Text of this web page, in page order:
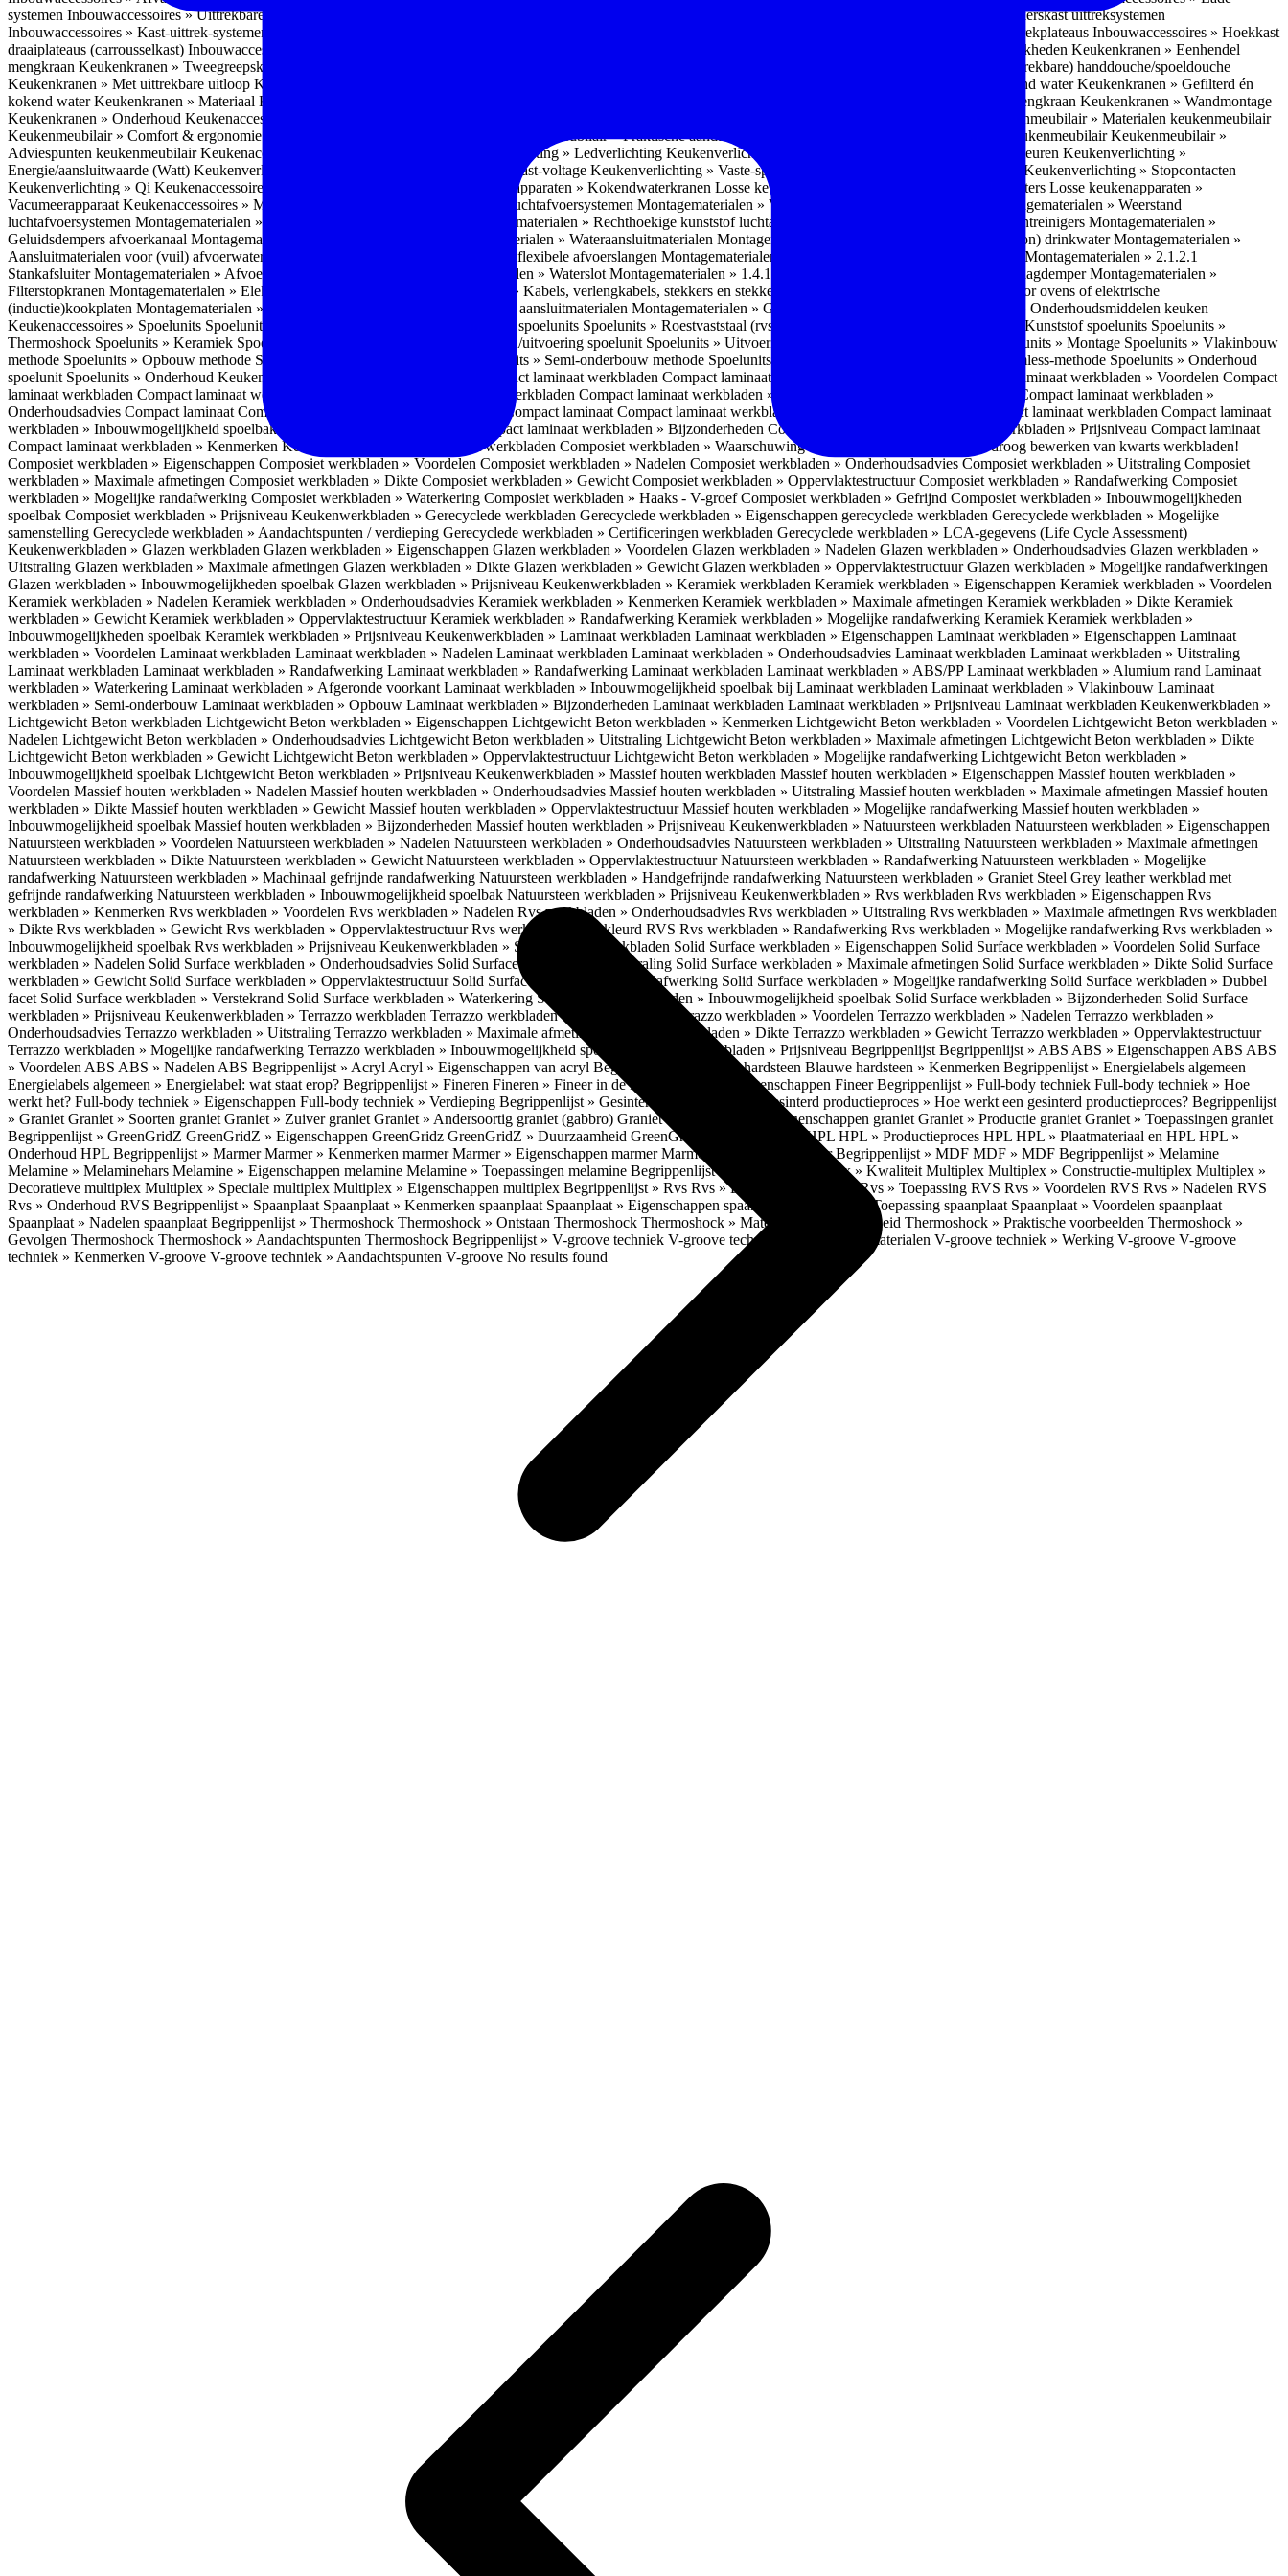
systemen Inbouwaccessoires » Uittrekbare ladesystemen
Inbouwaccessoires » Apothekerskast uittreksystemen
Inbouwaccessoires » Kast-uittrek-systemen
Inbouwaccessoires » Hoekkast uittrekplateaus Inbouwaccessoires » Hoekkast
draaiplateaus (carrousselkast) Inbouwaccessoires » Onderhoud Keukenkranen » Bedieningsmogelijkheden Keukenkranen » Eenhendel
mengkraan Keukenkranen » Tweegreepskraan
Keukenkranen » Met (uitrekbare) handdouche/spoeldouche
Keukenkranen » Met uittrekbare uitloop Keukenkranen » Gefilterd water Keukenkranen » Kokend waterKeukenkranen » Gefilterd én
kokend waterKeukenkranen » Materiaal Keukenkranen » Pvd Techniek (pvd) Keukenkranen » Bladmengkraan Keukenkranen » Wandmontage
Keukenkranen » Onderhoud Keukenaccessoires » Keukenmeubilair
Keukenmeubilair » Materialen keukenmeubilair
Keukenmeubilair » Comfort & ergonomie
Keukenmeubilair » Praktische aandachtspunten Keukenmeubilair » Duurzaamheid keukenmeubilairKeukenmeubilair »
Adviespunten keukenmeubilairKeukenaccessoires » Keukenverlichting Keukenverlichting » Ledverlichting Keukenverlichting » Installatie Keukenverlichting » Lichtkleuren Keukenverlichting »
Energie/aansluitwaarde (Watt) Keukenverlichting » Leddriver Keukenverlichting » Vast-voltage Keukenverlichting » Vaste-spanning
Keukenverlichting » Stopcontacten
Keukenverlichting » Qi Keukenaccessoires » Losse keukenapparaten Losse keukenapparaten » Kokendwaterkranen Losse keukenapparaten » Plintverwarming/plintheaters Losse keukenapparaten »
Vacumeerapparaat Keukenaccessoires » Montagematerialen Montagematerialen » Luchtafvoersystemen Montagematerialen » Verschillende Luchtafvoersystemen
Montagematerialen » Weerstand
luchtafvoersystemen Montagematerialen » Flexibele (ronde) afvoerslangen Montagematerialen » Rechthoekige kunststof luchtafvoersystemen Montagematerialen » Luchtreinigers Montagematerialen »
Geluidsdempers afvoerkanaal Montagematerialen » Aansluitmaterialen Montagematerialen » Wateraansluitmaterialen Montagematerialen » Aansluitmateriaal voor (schoon) drinkwaterMontagematerialen »
Aansluitmaterialen voor (vuil) afvoerwater sifons
Montagematerialen » 1.2.1 Ronde flexibele afvoerslangen Montagematerialen » Dempingsysteem van lades en deuren Montagematerialen » 2.1.2.1
StankafsluiterMontagematerialen » Afvoerpluggen t.b.v. spoelunits Montagematerialen » Waterslot Montagematerialen » 1.4.1 Plasmafilter Montagematerialen » WaterslagdemperMontagematerialen »
Filterstopkranen Montagematerialen » Elektra aansluitmateriaal Montagematerialen » Kabels, verlengkabels, stekkers en stekkerblokken
Montagematerialen » Kabels voor ovens of elektrische
(inductie)kookplaten Montagematerialen » Combiregelaar Montagematerialen » Gas aansluitmaterialen Montagematerialen » Gasaansluitmaterialen
Montagematerialen » Onderhoudsmiddelen keuken
Keukenaccessoires » Spoelunits Spoelunits » Types/soorten Spoelunits » Materialen spoelunits Spoelunits » Roestvaststaal (rvs) Spoelunits » Kunststof spoelunits Spoelunits »
Thermoshock Spoelunits » Keramiek Spoelunits » Tegelbakken Spoelunits » Design/uitvoering spoelunit Spoelunits » Uitvoering Spoelunits » Montage Spoelunits » Vlakinbouw
methode Spoelunits » Opbouw methode Spoelunits » Onderbouw methode Spoelunits » Semi-onderbouw methode Spoelunits » Tussenbouw methode Spoelunits » Rimless-methode Spoelunits » Onderhoud
spoelunit Spoelunits » Onderhoud Keukenwerkbladen Keukenwerkbladen » Compact laminaat werkbladen Compact laminaat werkbladen » Eigenschappen
Compact laminaat werkbladen » Voordelen Compact
laminaat werkbladen Compact laminaat werkbladen » Nadelen Compact laminaat werkbladen Compact laminaat werkbladen » Nanotech massief laminaat werkbladen
Compact laminaat werkbladen »
Onderhoudsadvies Compact laminaat Compact laminaat werkbladen » Uitstraling Compact laminaat Compact laminaat werkbladen » Mogelijke randafwerking Compact laminaat werkbladen Compact laminaat
werkbladen » Inbouwmogelijkheid spoelbak Compact laminaat werkbladen
Compact laminaat werkbladen » Bijzonderheden Compact laminaat
Compact laminaat werkbladen » Prijsniveau Compact laminaat
Compact laminaat werkbladen » Kenmerken Keukenwerkbladen » Composiet werkbladen Composiet werkbladen » Waarschuwing Monteurs: bescherm je bij het droog bewerken van kwarts werkbladen!
Composiet werkbladen » Eigenschappen Composiet werkbladen » Voordelen Composiet werkbladen » Nadelen Composiet werkbladen » OnderhoudsadviesComposiet werkbladen » Uitstraling Composiet
werkbladen » Maximale afmetingen Composiet werkbladen » Dikte Composiet werkbladen » Gewicht Composiet werkbladen » OppervlaktestructuurComposiet werkbladen » Randafwerking Composiet
werkbladen » Mogelijke randafwerking Composiet werkbladen » Waterkering Composiet werkbladen » Haaks - V-groefComposiet werkbladen » Gefrijnd Composiet werkbladen » Inbouwmogelijkheden
spoelbak Composiet werkbladen » Prijsniveau Keukenwerkbladen » Gerecyclede werkbladen Gerecyclede werkbladen » Eigenschappen gerecyclede werkbladen Gerecyclede werkbladen » Mogelijke
samenstelling Gerecyclede werkbladen » Aandachtspunten / verdieping Gerecyclede werkbladen » Certificeringen werkbladen Gerecyclede werkbladen » LCA-gegevens (Life Cycle Assessment)
Keukenwerkbladen » Glazen werkbladen Glazen werkbladen » Eigenschappen Glazen werkbladen » Voordelen Glazen werkbladen » Nadelen Glazen werkbladen » Onderhoudsadvies Glazen werkbladen »
Uitstraling Glazen werkbladen » Maximale afmetingen Glazen werkbladen » Dikte Glazen werkbladen » Gewicht Glazen werkbladen » OppervlaktestructuurGlazen werkbladen » Mogelijke randafwerkingen
Glazen werkbladen » Inbouwmogelijkheden spoelbak Glazen werkbladen » Prijsniveau Keukenwerkbladen » Keramiek werkbladen Keramiek werkbladen » Eigenschappen Keramiek werkbladen » Voordelen
Keramiek werkbladen » Nadelen Keramiek werkbladen » Onderhoudsadvies Keramiek werkbladen » Kenmerken Keramiek werkbladen » Maximale afmetingen Keramiek werkbladen » Dikte Keramiek
werkbladen » Gewicht Keramiek werkbladen » OppervlaktestructuurKeramiek werkbladen » Randafwerking Keramiek werkbladen » Mogelijke randafwerking Keramiek Keramiek werkbladen »
Inbouwmogelijkheden spoelbak Keramiek werkbladen » Prijsniveau Keukenwerkbladen » Laminaat werkbladen Laminaat werkbladen » Eigenschappen Laminaat werkbladen » Eigenschappen Laminaat
werkbladen » Voordelen Laminaat werkbladen Laminaat werkbladen » Nadelen Laminaat werkbladen Laminaat werkbladen » Onderhoudsadvies Laminaat werkbladen Laminaat werkbladen » Uitstraling
Laminaat werkbladen Laminaat werkbladen » Randafwerking Laminaat werkbladen » Randafwerking Laminaat werkbladen Laminaat werkbladen » ABS/PPLaminaat werkbladen » Alumium rand Laminaat
werkbladen » Waterkering Laminaat werkbladen » Afgeronde voorkant Laminaat werkbladen » Inbouwmogelijkheid spoelbak bij Laminaat werkbladen Laminaat werkbladen » Vlakinbouw Laminaat
werkbladen » Semi-onderbouw Laminaat werkbladen » Opbouw Laminaat werkbladen » Bijzonderheden Laminaat werkbladen Laminaat werkbladen » Prijsniveau Laminaat werkbladen Keukenwerkbladen »
Lichtgewicht Beton werkbladen Lichtgewicht Beton werkbladen » Eigenschappen Lichtgewicht Beton werkbladen » Kenmerken Lichtgewicht Beton werkbladen » Voordelen Lichtgewicht Beton werkbladen »
Nadelen Lichtgewicht Beton werkbladen » Onderhoudsadvies Lichtgewicht Beton werkbladen » Uitstraling Lichtgewicht Beton werkbladen » Maximale afmetingen Lichtgewicht Beton werkbladen » Dikte
Lichtgewicht Beton werkbladen » Gewicht Lichtgewicht Beton werkbladen » OppervlaktestructuurLichtgewicht Beton werkbladen » Mogelijke randafwerking Lichtgewicht Beton werkbladen »
Inbouwmogelijkheid spoelbak Lichtgewicht Beton werkbladen » Prijsniveau Keukenwerkbladen » Massief houten werkbladen Massief houten werkbladen » Eigenschappen Massief houten werkbladen »
Voordelen Massief houten werkbladen » Nadelen Massief houten werkbladen » Onderhoudsadvies Massief houten werkbladen » Uitstraling Massief houten werkbladen » Maximale afmetingen Massief houten
werkbladen » Dikte Massief houten werkbladen » Gewicht Massief houten werkbladen » OppervlaktestructuurMassief houten werkbladen » Mogelijke randafwerking Massief houten werkbladen »
Inbouwmogelijkheid spoelbak Massief houten werkbladen » Bijzonderheden Massief houten werkbladen » Prijsniveau Keukenwerkbladen » Natuursteen werkbladen Natuursteen werkbladen » Eigenschappen
Natuursteen werkbladen » Voordelen Natuursteen werkbladen » Nadelen Natuursteen werkbladen » Onderhoudsadvies Natuursteen werkbladen » Uitstraling Natuursteen werkbladen » Maximale afmetingen
Natuursteen werkbladen » Dikte Natuursteen werkbladen » Gewicht Natuursteen werkbladen » OppervlaktestructuurNatuursteen werkbladen » Randafwerking Natuursteen werkbladen » Mogelijke
randafwerking Natuursteen werkbladen » Machinaal gefrijnde randafwerking Natuursteen werkbladen » Handgefrijnde randafwerking Natuursteen werkbladen » Graniet Steel Grey leather werkblad met
gefrijnde randafwerking Natuursteen werkbladen » Inbouwmogelijkheid spoelbak Natuursteen werkbladen » Prijsniveau Keukenwerkbladen » Rvs werkbladen Rvs werkbladen » Eigenschappen Rvs
werkbladen » Kenmerken Rvs werkbladen » Voordelen Rvs werkbladen » Nadelen Rvs werkbladen » Onderhoudsadvies Rvs werkbladen » Uitstraling Rvs werkbladen » Maximale afmetingen Rvs werkbladen
» Dikte Rvs werkbladen » Gewicht Rvs werkbladen » OppervlaktestructuurRvs werkbladen » Gekleurd RVS Rvs werkbladen » Randafwerking Rvs werkbladen » Mogelijke randafwerking Rvs werkbladen »
Inbouwmogelijkheid spoelbak Rvs werkbladen » Prijsniveau Keukenwerkbladen » Solid Surface werkbladen Solid Surface werkbladen » Eigenschappen Solid Surface werkbladen » Voordelen Solid Surface
werkbladen » Nadelen Solid Surface werkbladen » Onderhoudsadvies Solid Surface werkbladen » Uitstraling Solid Surface werkbladen » Maximale afmetingen Solid Surface werkbladen » Dikte Solid Surface
werkbladen » Gewicht Solid Surface werkbladen » Oppervlaktestructuur Solid Surface werkbladen » Randafwerking Solid Surface werkbladen » Mogelijke randafwerking Solid Surface werkbladen » Dubbel
facet Solid Surface werkbladen » Verstekrand Solid Surface werkbladen » WaterkeringSolid Surface werkbladen » Inbouwmogelijkheid spoelbak Solid Surface werkbladen » Bijzonderheden Solid Surface
werkbladen » Prijsniveau Keukenwerkbladen » Terrazzo werkbladen Terrazzo werkbladen » Eigenschappen Terrazzo werkbladen » Voordelen Terrazzo werkbladen » Nadelen Terrazzo werkbladen »
Onderhoudsadvies Terrazzo werkbladen » Uitstraling Terrazzo werkbladen » Maximale afmetingen Terrazzo werkbladen » Dikte Terrazzo werkbladen » Gewicht Terrazzo werkbladen » Oppervlaktestructuur
Terrazzo werkbladen » Mogelijke randafwerking Terrazzo werkbladen » Inbouwmogelijkheid spoelbak Terrazzo werkbladen » Prijsniveau Begrippenlijst Begrippenlijst » ABS ABS » Eigenschappen ABS ABS
» Voordelen ABS ABS » Nadelen ABS Begrippenlijst » Acryl Acryl » Eigenschappen van acryl Begrippenlijst » Blauwe hardsteen Blauwe hardsteen » Kenmerken Begrippenlijst » Energielabels algemeen
Energielabels algemeen » Energielabel: wat staat erop? Begrippenlijst » Fineren Fineren » Fineer in de keuken Fineren » Eigenschappen FineerBegrippenlijst » Full-body techniek Full-body techniek » Hoe
werkt het? Full-body techniek » Eigenschappen Full-body techniek » Verdieping Begrippenlijst » Gesinterd productieproces Gesinterd productieproces » Hoe werkt een gesinterd productieproces? Begrippenlijst
» Graniet Graniet » Soorten graniet Graniet » Zuiver graniet Graniet » Andersoortig graniet (gabbro) Graniet » Gneis Graniet » Eigenschappen graniet Graniet » Productie graniet Graniet » Toepassingen graniet
Begrippenlijst » GreenGridZ GreenGridZ » Eigenschappen GreenGridz GreenGridZ » Duurzaamheid GreenGridz Begrippenlijst » HPL HPL » Productieproces HPL HPL » Plaatmateriaal en HPL HPL »
Onderhoud HPL Begrippenlijst » MarmerMarmer » Kenmerken marmerMarmer » Eigenschappen marmerMarmer » Productie marmerBegrippenlijst » MDF MDF » MDF Begrippenlijst » Melamine
Melamine » Melaminehars Melamine » Eigenschappen melamine Melamine » Toepassingen melamine Begrippenlijst » Multiplex Multiplex » Kwaliteit Multiplex Multiplex » Constructie-multiplex Multiplex »
Decoratieve multiplex Multiplex » Speciale multiplex Multiplex » Eigenschappen multiplex Begrippenlijst » Rvs Rvs » Eigenschappen RVS Rvs » Toepassing RVS Rvs » Voordelen RVS Rvs » Nadelen RVS
Rvs » Onderhoud RVS Begrippenlijst » Spaanplaat Spaanplaat » Kenmerken spaanplaat Spaanplaat » Eigenschappen spaanplaat Spaanplaat » Toepassing spaanplaat Spaanplaat » Voordelen spaanplaat
Spaanplaat » Nadelen spaanplaat Begrippenlijst » Thermoshock Thermoshock » Ontstaan Thermoshock Thermoshock » Materialen & gevoeligheid Thermoshock » Praktische voorbeelden Thermoshock »
Gevolgen Thermoshock Thermoshock » Aandachtspunten Thermoshock Begrippenlijst » V-groove techniek V-groove techniek » Toepasbare materialen V-groove techniek » Werking V-groove V-groove
techniek » Kenmerken V-groove V-groove techniek » Aandachtspunten V-groove No results found